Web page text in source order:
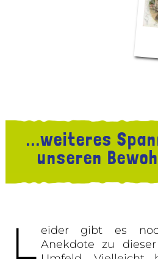
...weiteres
unseren
L eider gibt es
Anekdote zu